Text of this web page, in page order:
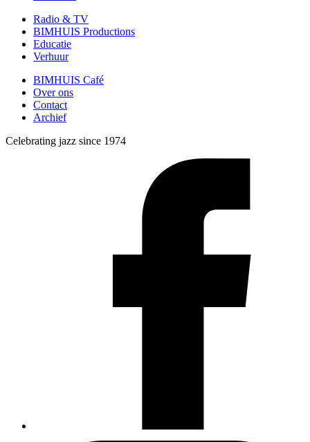
Radio & TV
BIMHUIS Productions
Educatie
Verhuur
BIMHUIS Café
Over ons
Contact
Archief
Celebrating jazz since 1974